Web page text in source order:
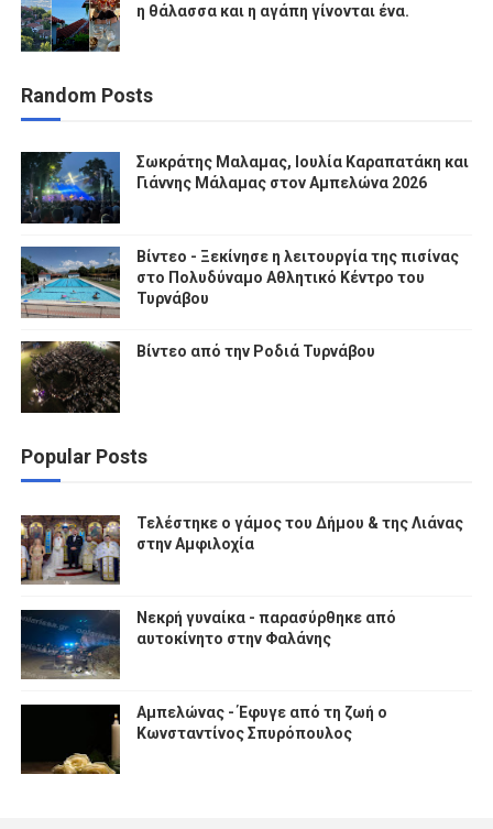
η θάλασσα και η αγάπη γίνονται ένα.
Random Posts
Σωκράτης Μαλαμας, Ιουλία Καραπατάκη και
Γιάννης Μάλαμας στον Αμπελώνα 2026
Βίντεο - Ξεκίνησε η λειτουργία της πισίνας
στο Πολυδύναμο Αθλητικό Κέντρο του
Τυρνάβου
Βίντεο από την Ροδιά Τυρνάβου
Popular Posts
Τελέστηκε ο γάμος του Δήμου & της Λιάνας
στην Αμφιλοχία
Νεκρή γυναίκα - παρασύρθηκε από
αυτοκίνητο στην Φαλάνης
Αμπελώνας - Έφυγε από τη ζωή ο
Κωνσταντίνος Σπυρόπουλος